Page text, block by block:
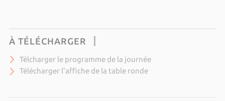
À TÉLÉCHARGER
Télcharger le programme de la journée
Télécharger l'affiche de la table ronde